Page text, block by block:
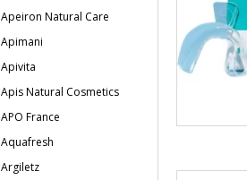
Apeiron Natural Care
Apimani
Apivita
Apis Natural Cosmetics
APO France
Aquafresh
Argiletz